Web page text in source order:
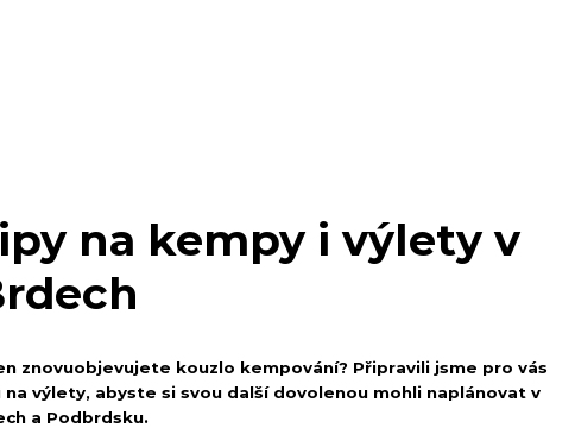
na kempy i výlety v
znovuobjevujete kouzlo kempování? Připravili jsme pro vás
výlety, abyste si svou další dovolenou mohli naplánovat v
a Podbrdsku.